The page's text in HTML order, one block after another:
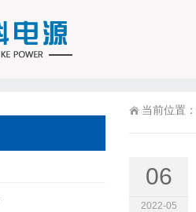
当前位置：
06
2022-05